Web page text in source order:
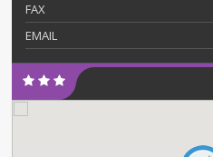
FAX
EMAIL